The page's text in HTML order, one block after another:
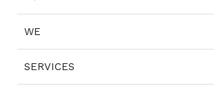
WE
SERVICES